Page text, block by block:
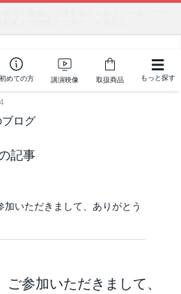
初めての方 講演映像 取扱商品 もっと探す
記事
加いただきまして、ありがとう
ご参加いただきまして、